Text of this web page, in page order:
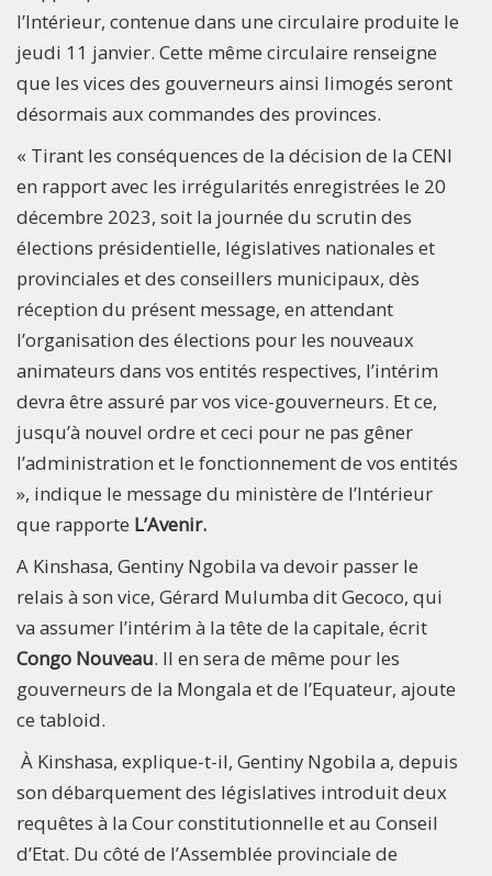
l’Intérieur, contenue dans une circulaire produite le
jeudi 11 janvier. Cette même circulaire renseigne
que les vices des gouverneurs ainsi limogés seront
désormais aux commandes des provinces.
« Tirant les conséquences de la décision de la CENI
en rapport avec les irrégularités enregistrées le 20
décembre 2023, soit la journée du scrutin des
élections présidentielle, législatives nationales et
provinciales et des conseillers municipaux, dès
réception du présent message, en attendant
l’organisation des élections pour les nouveaux
animateurs dans vos entités respectives, l’intérim
devra être assuré par vos vice-gouverneurs. Et ce,
jusqu’à nouvel ordre et ceci pour ne pas gêner
l’administration et le fonctionnement de vos entités
», indique le message du ministère de l’Intérieur
que rapporte L’Avenir.
A Kinshasa, Gentiny Ngobila va devoir passer le
relais à son vice, Gérard Mulumba dit Gecoco, qui
va assumer l’intérim à la tête de la capitale, écrit
Congo Nouveau. Il en sera de même pour les
gouverneurs de la Mongala et de l’Equateur, ajoute
ce tabloid.
À Kinshasa, explique-t-il, Gentiny Ngobila a, depuis
son débarquement des législatives introduit deux
requêtes à la Cour constitutionnelle et au Conseil
d’Etat. Du côté de l’Assemblée provinciale de